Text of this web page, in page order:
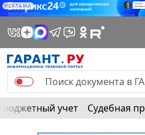
РЕКЛАМА
Бюджетный учет Судебная